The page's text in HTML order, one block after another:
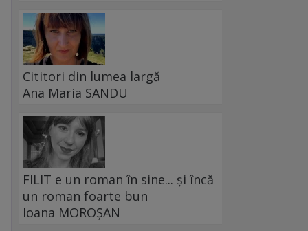
Cititori din lumea largă
Ana Maria SANDU
FILIT e un roman în sine... și încă
un roman foarte bun
Ioana MOROȘAN